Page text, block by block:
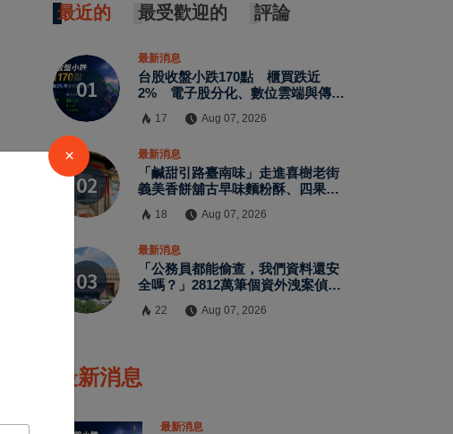
最近的 最受歡迎的 評論
最新消息
台股收盤小跌170點 櫃買跌近
2% 電子股分化、數位雲端與傳產
17 Aug 07, 2026
最新消息
「鹹甜引路臺南味」走進喜樹老街
義美香餅舖古早味麵粉酥、四果餅
18 Aug 07, 2026
最新消息
「公務員都能偷查，我們資料還安
全嗎？」2812萬筆個資外洩案偵
資訊漏洞曝光
22 Aug 07, 2026
最新消息
最新消息
×